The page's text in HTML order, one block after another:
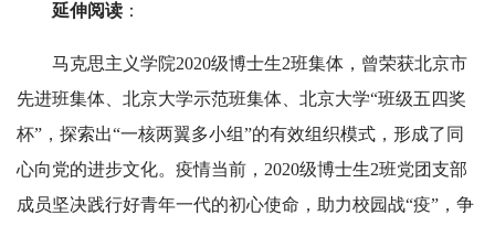
延伸阅读 ：
马克思主义学院2020级博士生2班集体，曾荣获北京市
先进班集体、北京大学示范班集体、北京大学“班级五四奖
杯”，探索出“一核两翼多小组”的有效组织模式，形成了同
心向党的进步文化。疫情当前，2020级博士生2班党团支部
成员坚决践行好青年一代的初心使命，助力校园战“疫”，争